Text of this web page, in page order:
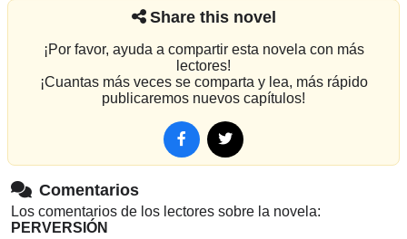
Share this novel
¡Por favor, ayuda a compartir esta novela con más
lectores!
¡Cuantas más veces se comparta y lea, más rápido
publicaremos nuevos capítulos!
Comentarios
Los comentarios de los lectores sobre la novela:
PERVERSIÓN